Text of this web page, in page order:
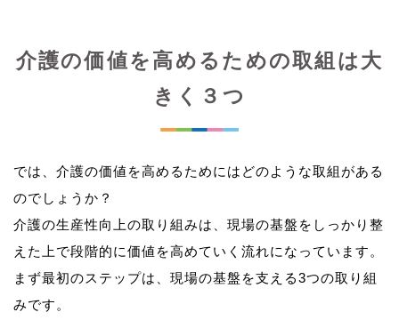
介護の価値を高めるための取組は大
きく３つ
では、介護の価値を高めるためにはどのような取組がある
のでしょうか？
介護の生産性向上の取り組みは、現場の基盤をしっかり整
えた上で段階的に価値を高めていく流れになっています。
まず最初のステップは、現場の基盤を支える3つの取り組